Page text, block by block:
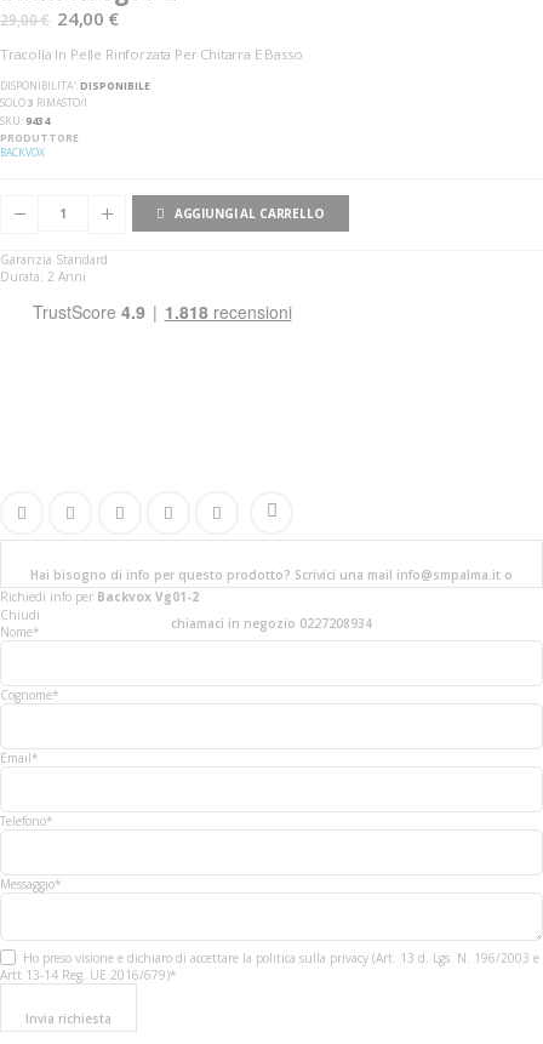
29,00 € 24,00 €
Tracolla In Pelle Rinforzata Per Chitarra E Basso
DISPONIBILITA':DISPONIBILE
SOLO3 RIMASTO/I
SKU 9434
PRODUTTORE
BACKVOX
AGGIUNGI AL CARRELLO
Garanzia Standard
Durata: 2 Anni
Hai bisogno di info per questo prodotto? Scrivici una mail info@smpalma.it o
chiamaci in negozio 0227208934
Richiedi info per Backvox Vg01-2
Chiudi
Nome*
Cognome*
Email*
Telefono*
Messaggio*
Ho preso visione e dichiaro di accettare la politica sulla privacy (Art. 13 d. Lgs. N. 196/2003 e
Artt 13-14 Reg. UE 2016/679)*
Invia richiesta